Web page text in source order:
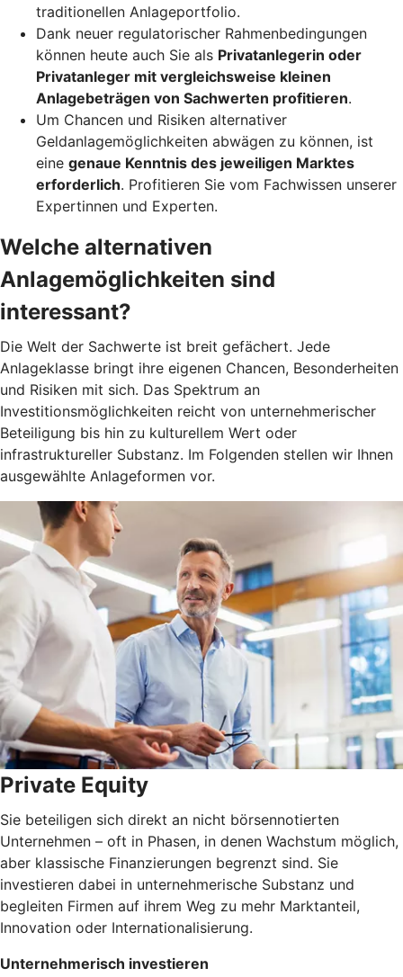
traditionellen Anlageportfolio.
Dank neuer regulatorischer Rahmenbedingungen
können heute auch Sie als Privatanlegerin oder
Privatanleger mit vergleichsweise kleinen
Anlagebeträgen von Sachwerten profitieren.
Um Chancen und Risiken alternativer
Geldanlagemöglichkeiten abwägen zu können, ist
eine genaue Kenntnis des jeweiligen Marktes
erforderlich. Profitieren Sie vom Fachwissen unserer
Expertinnen und Experten.
Welche alternativen
Anlagemöglichkeiten sind
interessant?
Die Welt der Sachwerte ist breit gefächert. Jede
Anlageklasse bringt ihre eigenen Chancen, Besonderheiten
und Risiken mit sich. Das Spektrum an
Investitionsmöglichkeiten reicht von unternehmerischer
Beteiligung bis hin zu kulturellem Wert oder
infrastruktureller Substanz. Im Folgenden stellen wir Ihnen
ausgewählte Anlageformen vor.
Private Equity
Sie beteiligen sich direkt an nicht börsennotierten
Unternehmen – oft in Phasen, in denen Wachstum möglich,
aber klassische Finanzierungen begrenzt sind. Sie
investieren dabei in unternehmerische Substanz und
begleiten Firmen auf ihrem Weg zu mehr Marktanteil,
Innovation oder Internationalisierung.
Unternehmerisch investieren